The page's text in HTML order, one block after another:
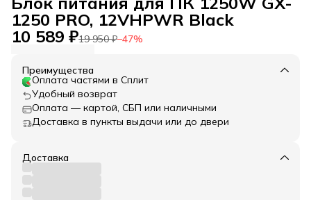
1250 PRO, 12VHPWR Black
10 589 ₽19 950 ₽−47%
Преимущества
Оплата частями в Сплит
Удобный возврат
Оплата — картой, СБП или наличными
Доставка в пункты выдачи или до двери
Доставка